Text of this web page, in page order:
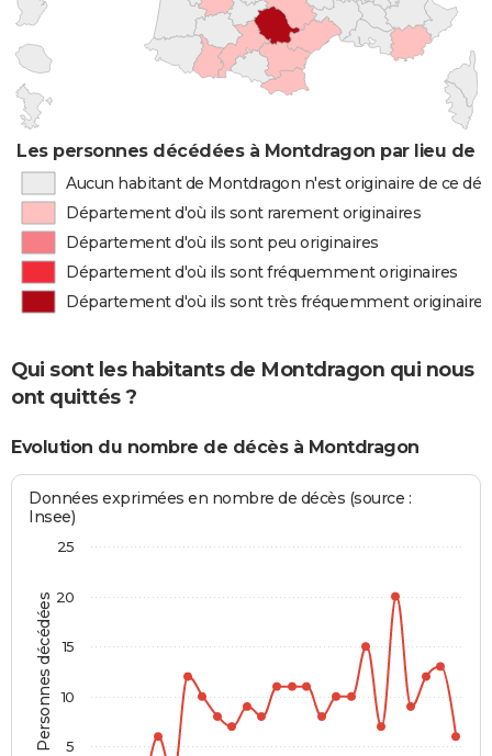
Les personnes décédées à Montdragon par lieu de
Aucun habitant de Montdragon n'est originaire de ce
Département d'où ils sont rarement originaires
Département d'où ils sont peu originaires
Département d'où ils sont fréquemment originaires
Département d'où ils sont très fréquemment originaires
Qui sont les habitants de Montdragon qui nous
ont quittés ?
Evolution du nombre de décès à Montdragon
Personnes décédées
Données exprimées en nombre de décès (source :
Insee)
5
10
15
20
25